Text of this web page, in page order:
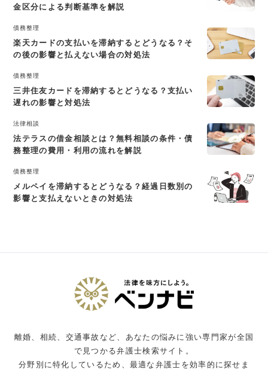
金区分による判断基準を解説
債務整理
楽天カードの支払いを滞納するとどうなる？そ
の後の影響と払えない場合の対処法
債務整理
三井住友カードを滞納するとどうなる？支払い
遅れの影響と対処法
法律相談
法テラスの借金相談とは？無料相談の条件・債
務整理の費用・利用の流れを解説
債務整理
メルペイを滞納するとどうなる？経過日数別の
影響と支払えないときの対処法
離婚、相続、交通事故など、あなたの悩みに強い専門家が全国
で見つかる弁護士検索サイト。
分野別に特化しているため、最適な弁護士を効率的に探せま